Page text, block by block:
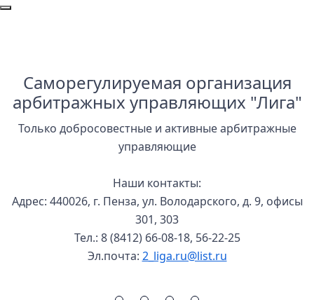
Саморегулируемая организация
арбитражных управляющих "Лига"
Только добросовестные и активные арбитражные
управляющие
Наши контакты:
Адрес: 440026, г. Пенза, ул. Володарского, д. 9, офисы
301, 303
Тел.: 8 (8412) 66-08-18, 56-22-25
Эл.почта: 2_liga.ru@list.ru